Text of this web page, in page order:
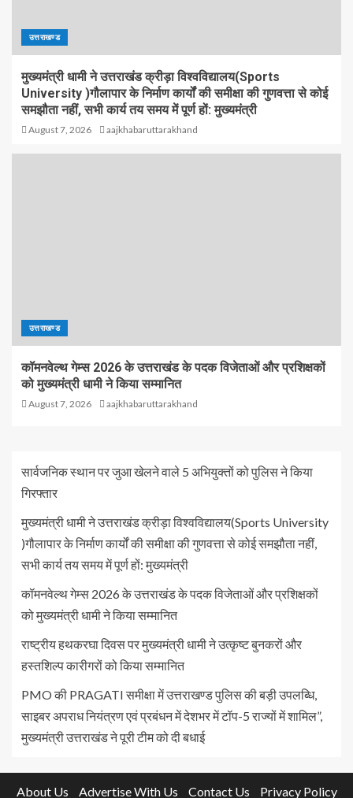
उत्तराखण्ड
मुख्यमंत्री धामी ने उत्तराखंड क्रीड़ा विश्वविद्यालय(Sports
University )गौलापार के निर्माण कार्यों की समीक्षा की गुणवत्ता से कोई
समझौता नहीं, सभी कार्य तय समय में पूर्ण हों: मुख्यमंत्री
August 7, 2026 aajkhabaruttarakhand
उत्तराखण्ड
कॉमनवेल्थ गेम्स 2026 के उत्तराखंड के पदक विजेताओं और प्रशिक्षकों
को मुख्यमंत्री धामी ने किया सम्मानित
August 7, 2026 aajkhabaruttarakhand
सार्वजनिक स्थान पर जुआ खेलने वाले 5 अभियुक्तों को पुलिस ने किया
गिरफ्तार
मुख्यमंत्री धामी ने उत्तराखंड क्रीड़ा विश्वविद्यालय(Sports University
)गौलापार के निर्माण कार्यों की समीक्षा की गुणवत्ता से कोई समझौता नहीं,
सभी कार्य तय समय में पूर्ण हों: मुख्यमंत्री
कॉमनवेल्थ गेम्स 2026 के उत्तराखंड के पदक विजेताओं और प्रशिक्षकों
को मुख्यमंत्री धामी ने किया सम्मानित
राष्ट्रीय हथकरघा दिवस पर मुख्यमंत्री धामी ने उत्कृष्ट बुनकरों और
हस्तशिल्प कारीगरों को किया सम्मानित
PMO की PRAGATI समीक्षा में उत्तराखण्ड पुलिस की बड़ी उपलब्धि,
साइबर अपराध नियंत्रण एवं प्रबंधन में देशभर में टॉप-5 राज्यों में शामिल”,
मुख्यमंत्री उत्तराखंड ने पूरी टीम को दी बधाई
About Us Advertise With Us Contact Us Privacy Policy